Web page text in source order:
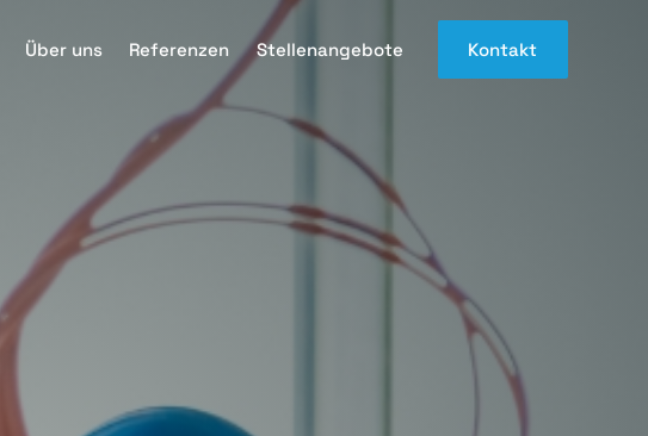
Über uns Referenzen Stellenangebote Kontakt